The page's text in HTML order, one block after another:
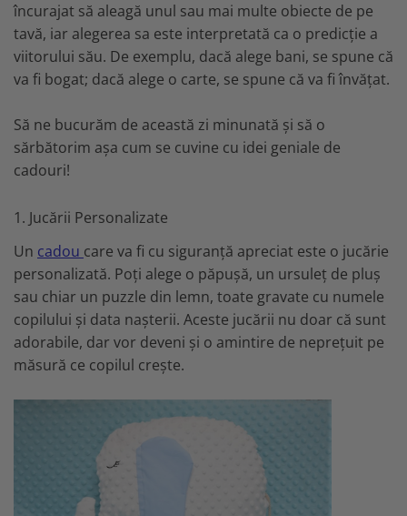
încurajat să aleagă unul sau mai multe obiecte de pe
tavă, iar alegerea sa este interpretată ca o predicție a
viitorului său. De exemplu, dacă alege bani, se spune că
va fi bogat; dacă alege o carte, se spune că va fi învățat.
Să ne bucurăm de această zi minunată și să o
sărbătorim așa cum se cuvine cu idei geniale de
cadouri!
1. Jucării Personalizate
Un cadou care va fi cu siguranță apreciat este o jucărie
personalizată. Poți alege o păpușă, un ursuleț de pluș
sau chiar un puzzle din lemn, toate gravate cu numele
copilului și data nașterii. Aceste jucării nu doar că sunt
adorabile, dar vor deveni și o amintire de neprețuit pe
măsură ce copilul crește.